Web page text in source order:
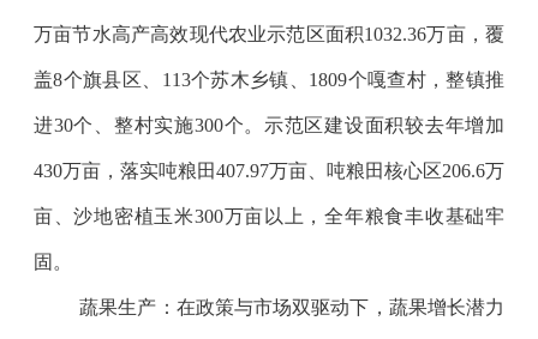
万亩节水高产高效现代农业示范区面积1032.36万亩，覆
盖8个旗县区、 113个苏木乡镇、 1809个嘎查村，整镇推
进30个、整村实施300个。示范区建设面积较去年增加
430万亩，落实吨粮田407.97万亩、吨粮田核心区206.6万
亩、沙地密植玉米300万亩以上，全年粮食丰收基础牢
固。
蔬果生产：在政策与市场双驱动下，蔬果增长潜力